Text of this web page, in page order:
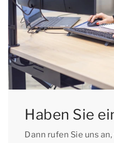
Haben Sie
Dann rufen Sie uns